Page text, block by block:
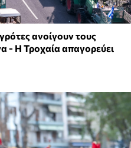
ανοίγουν τους
- Η Τροχαία απαγορεύει